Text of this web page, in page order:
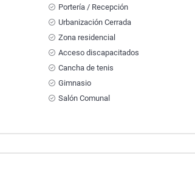
Portería / Recepción
Urbanización Cerrada
Zona residencial
Acceso discapacitados
Cancha de tenis
Gimnasio
Salón Comunal